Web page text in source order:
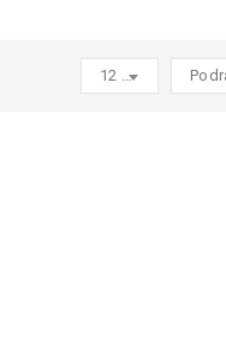
12 products per page